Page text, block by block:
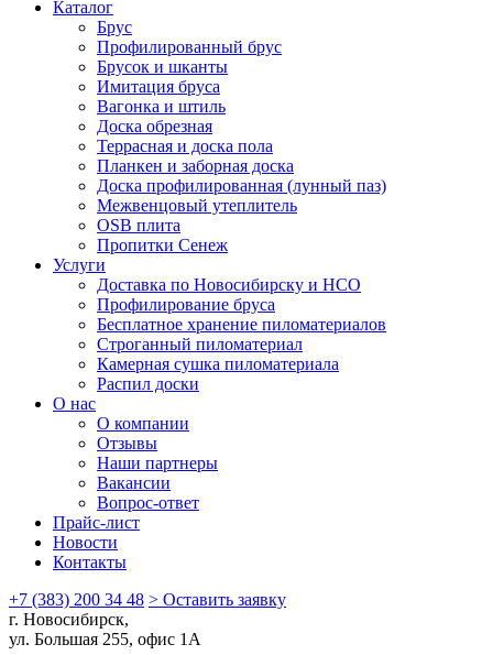
Каталог
Брус
Профилированный брус
Брусок и шканты
Имитация бруса
Вагонка и штиль
Доска обрезная
Террасная и доска пола
Планкен и заборная доска
Доска профилированная (лунный паз)
Межвенцовый утеплитель
OSB плита
Пропитки Сенеж
Услуги
Доставка по Новосибирску и НСО
Профилирование бруса
Бесплатное хранение пиломатериалов
Строганный пиломатериал
Камерная сушка пиломатериала
Распил доски
О нас
О компании
Отзывы
Наши партнеры
Вакансии
Вопрос-ответ
Прайс-лист
Новости
Контакты
+7 (383) 200 34 48 > Оставить заявку
г. Новосибирск,
ул. Большая 255, офис 1А